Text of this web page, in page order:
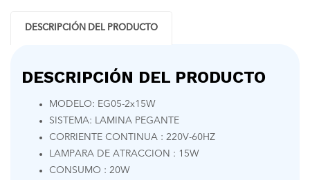
DESCRIPCIÓN DEL PRODUCTO
DESCRIPCIÓN DEL PRODUCTO
MODELO: EG05-2x15W
SISTEMA: LAMINA PEGANTE
CORRIENTE CONTINUA : 220V-60HZ
LAMPARA DE ATRACCION : 15W
CONSUMO : 20W